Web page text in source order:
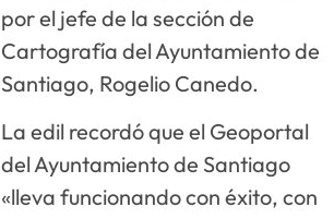
por el jefe de la sección de
Cartografía del Ayuntamiento de
Santiago, Rogelio Canedo.
La edil recordó que el Geoportal
del Ayuntamiento de Santiago
«lleva funcionando con éxito, con